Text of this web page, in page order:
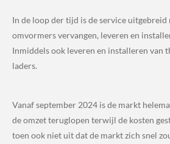
In de loop der tijd is de service uitgebreid
omvormers vervangen, leveren en
Inmiddels ook leveren en installeren van
laders.
Vanaf september 2024 is de markt
de omzet teruglopen terwijl de kosten
toen ook niet uit dat de markt zich snel